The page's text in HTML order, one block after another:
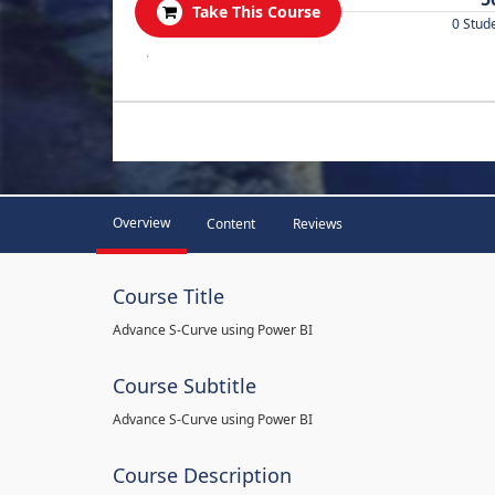
Take This Course
0
.
Overview Content Reviews
Course Title
Advance S-Curve using Power BI
Course Subtitle
Advance S-Curve using Power BI
Course Description